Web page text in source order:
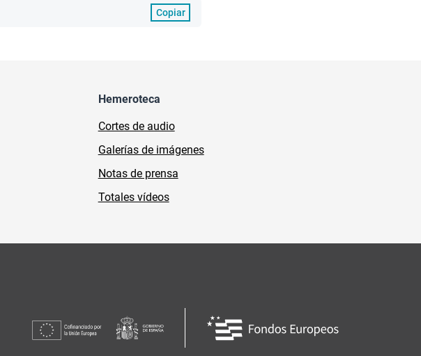
Copiar
Hemeroteca
Cortes de audio
Galerías de imágenes
Notas de prensa
Totales vídeos